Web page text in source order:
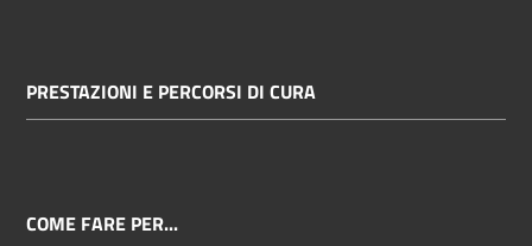
PRESTAZIONI E PERCORSI DI CURA
COME FARE PER...